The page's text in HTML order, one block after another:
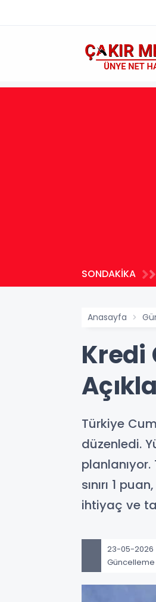
SONDAKİKA
Anasayfa
Kredi
Türkiye
düzenledi.
sınırı 1
ihtiyaç ve
23-05-2026
Güncelleme